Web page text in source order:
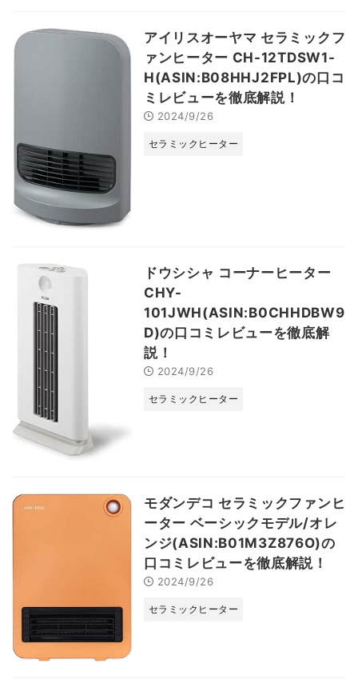
アイリスオーヤマ セラミックフ
ァンヒーター CH-12TDSW1-
H(ASIN:B08HHJ2FPL)の口コ
ミレビューを徹底解説！
2024/9/26
セラミックヒーター
ドウシシャ コーナーヒーター
CHY-
101JWH(ASIN:B0CHHDBW9
D)の口コミレビューを徹底解
説！
2024/9/26
セラミックヒーター
モダンデコ セラミックファンヒ
ーター ベーシックモデル/オレ
ンジ(ASIN:B01M3Z876O)の
口コミレビューを徹底解説！
2024/9/26
セラミックヒーター